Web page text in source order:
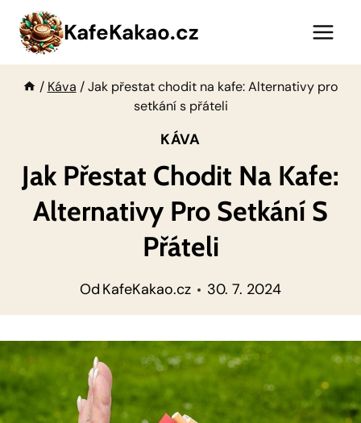
Přeskočit
obsah
KafeKakao.cz
/ Káva / Jak přestat chodit na kafe: Alternativy pro
setkání s přáteli
KÁVA
Jak Přestat Chodit Na Kafe:
Alternativy Pro Setkání S
Přáteli
Od KafeKakao.cz 30. 7. 2024